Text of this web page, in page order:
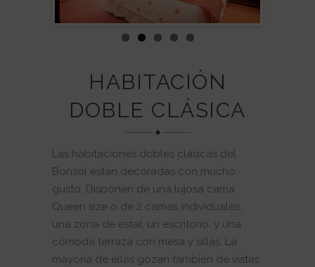
HABITACIÓN
DOBLE CLÁSICA
Las habitaciones dobles clásicas del
Bonsol están decoradas con mucho
gusto. Disponen de una lujosa cama
Queen size o de 2 camas individuales,
una zona de estar, un escritorio, y una
cómoda terraza con mesa y sillas. La
mayoría de ellas gozan también de vistas